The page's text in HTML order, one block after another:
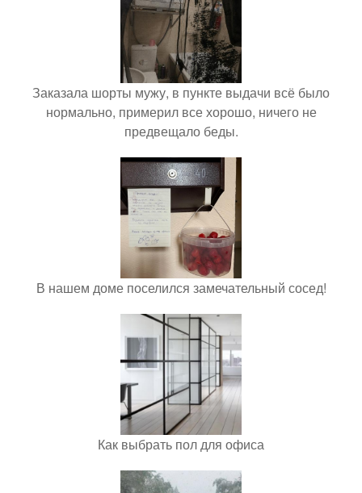
Заказала шорты мужу, в пункте выдачи всё было
нормально, примерил все хорошо, ничего не
предвещало беды.
В нашем доме поселился замечательный сосед!
Как выбрать пол для офиса